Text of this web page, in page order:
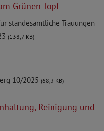
Grünen Topf
standesamtliche Trauungen
(138,7 KB)
10/2025 (68,3 KB)
Reinigung und